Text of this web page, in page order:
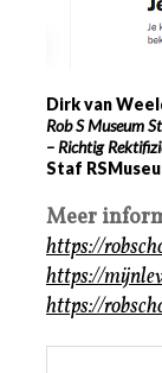
Dirk van
RobSMuseum
– Richtig
Staf
Meer
https://
https://
https://